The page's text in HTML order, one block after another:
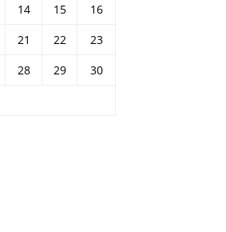
14 15
16
21 22
23
28 29
30